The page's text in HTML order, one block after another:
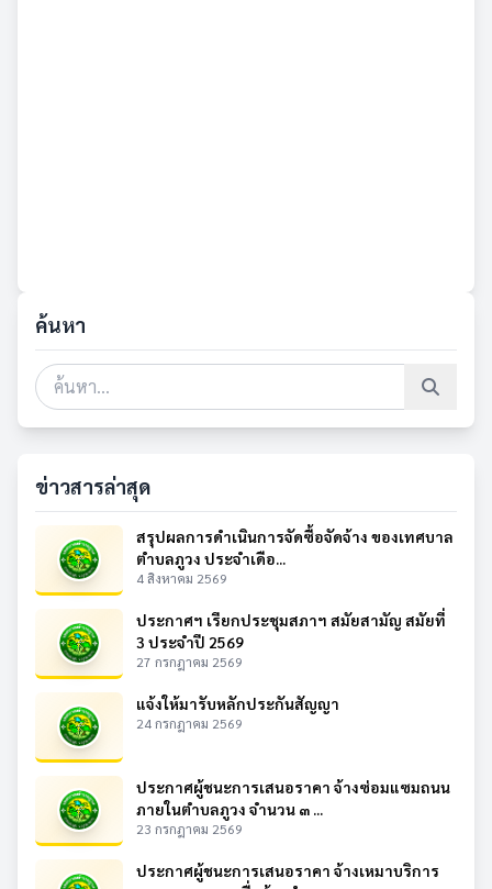
ค้นหา
ข่าวสารล่าสุด
สรุปผลการดำเนินการจัดซื้อจัดจ้าง ของเทศบาล
ตำบลภูวง ประจำเดือ...
4 สิงหาคม 2569
ประกาศฯ เรียกประชุมสภาฯ สมัยสามัญ สมัยที่
3 ประจำปี 2569
27 กรกฎาคม 2569
แจ้งให้มารับหลักประกันสัญญา
24 กรกฎาคม 2569
ประกาศผู้ชนะการเสนอราคา จ้างซ่อมแซมถนน
ภายในตำบลภูวง จำนวน ๓ ...
23 กรกฎาคม 2569
ประกาศผู้ชนะการเสนอราคา จ้างเหมาบริการ